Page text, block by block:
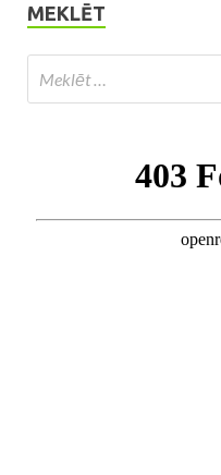
MEKLĒT